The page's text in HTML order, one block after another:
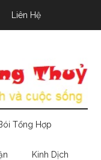
Liên Hệ
Tổng Hợp
Kinh Dịch